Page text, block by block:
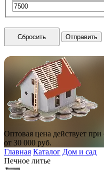
Сбросить Отправить
Оптовая цена действует
от 30 000 руб.
Главная Каталог Дом и сад
Печное литье